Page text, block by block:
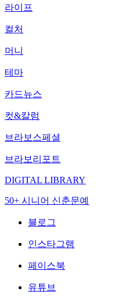
라이프
컬처
머니
테마
카드뉴스
컷&칼럼
브라보스페셜
브라보리포트
DIGITAL LIBRARY
50+ 시니어 신춘문예
블로그
인스타그램
페이스북
유튜브